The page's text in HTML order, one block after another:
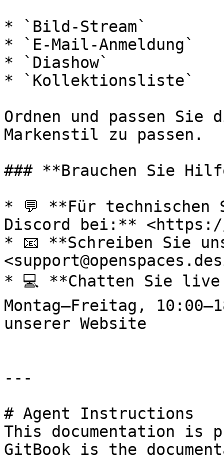
* `Bild-Stream`
* `E‑Mail‑Anmeldung`
* `Diashow`
* `Kollektionsliste`
Ordnen und passen Sie
Markenstil zu passen.
### **Brauchen Sie
* 💬 **Für technischen
Discord bei:** <https://
* 📧 **Schreiben Sie
* 💻 **Chatten Sie
Montag–Freitag,
unserer Website
---
# Agent Instructions
This documentation is
GitBook is the